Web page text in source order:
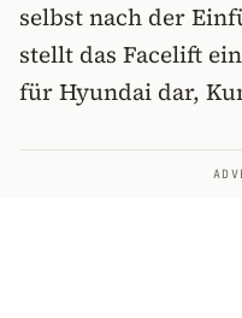
selbst nach der
stellt das Facelift
für Hyundai dar,